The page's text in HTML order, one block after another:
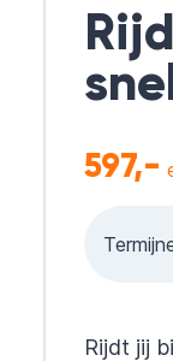
597,-
Rijdt jij